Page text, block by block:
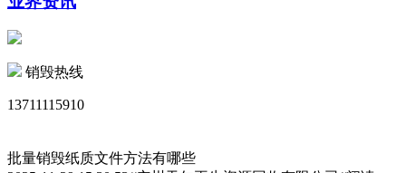
销毁热线
13711115910
批量销毁纸质文件方法有哪些